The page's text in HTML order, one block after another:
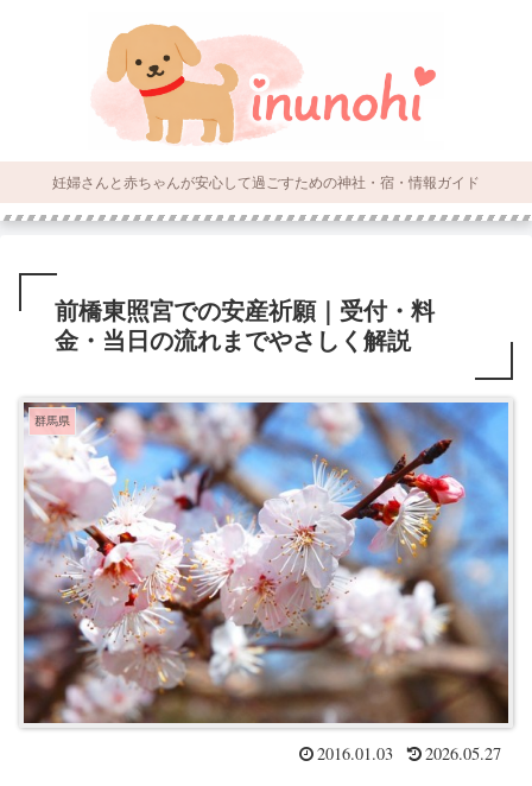
妊婦さんと赤ちゃんが安心して過ごすための神社・宿・情報ガイド
前橋東照宮での安産祈願｜受付・料
金・当日の流れまでやさしく解説
群馬県
2016.01.03 2026.05.27